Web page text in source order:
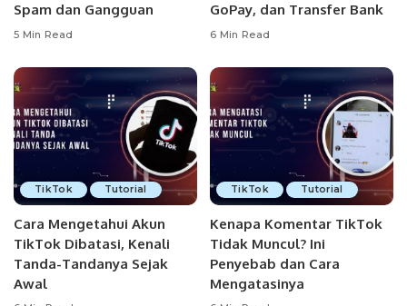
Spam dan Gangguan
5 Min Read
GoPay, dan Transfer Bank
6 Min Read
TikTok Tutorial
Cara Mengetahui Akun
TikTok Dibatasi, Kenali
Tanda-Tandanya Sejak
Awal
TikTok Tutorial
Kenapa Komentar TikTok
Tidak Muncul? Ini
Penyebab dan Cara
Mengatasinya